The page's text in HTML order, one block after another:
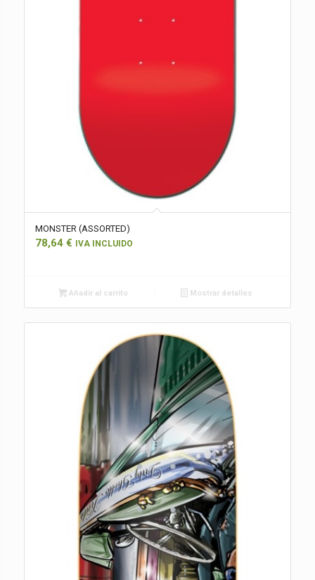
MONSTER (ASSORTED)
78,64 € IVA INCLUIDO
Añadir al carrito Mostrar detalles